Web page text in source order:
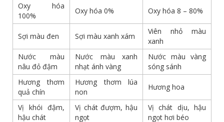
Oxy hóa
100%
Oxy hóa 0% Oxy hóa 8 – 80%
Sợi màu đen Sợi màu xanh xám
Viên nhỏ màu
xanh
Nước màu
nâu đỏ đậm
Nước màu xanh
nhạt ánh vàng
Nước màu vàng
sóng sánh
Hương thơm
quả chín
Hương thơm lúa
non
Hương hoa
Vị khói đậm,
hậu chát
Vị chát đượm, hậu
ngọt
Vị chát dịu, hậu
ngọt hơi béo